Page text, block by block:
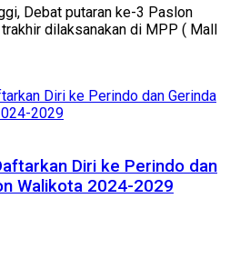
Debat putaran ke-3 Paslon
dilaksanakan di MPP ( Mall
Diri ke Perindo dan
Walikota 2024-2029